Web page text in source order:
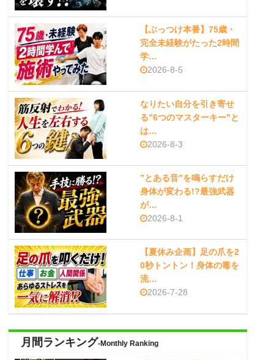
【ぶっつけ本番】75歳・
完全未経験がたった2時間
学…
2026-8-5
なりたい自分を引き寄せ
る”6つのマスターキー”と
は…
2026-8-3
”とある音”を鳴らすだけ
身体が変わる!?最強武器
が…
2026-8-1
【夏休み企画】足の爪を2
0秒トントン！身体の毒を
流…
2026-7-28
月間ランキング-Monthly Ranking